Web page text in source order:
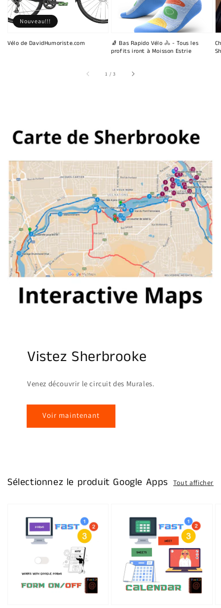
Vélo de DavidHumoriste.com
Nouveau!!!
🧦 Bas Rapido Vélo 🚴 - Tous les
profits iront à Moisson Estrie
1 /sur
3
Vistez Sherbrooke
Venez découvrir le circuit des Murales.
Voir maintenant
Sélectionnez le produit Google Apps Tout afficher